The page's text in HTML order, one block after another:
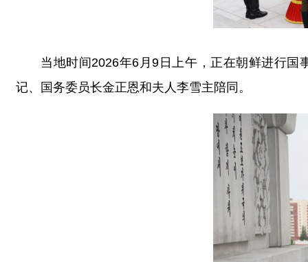
当地时间2026年6月9日上午，正在朝鲜进行
记、国务委员长金正恩和夫人李雪主陪同。